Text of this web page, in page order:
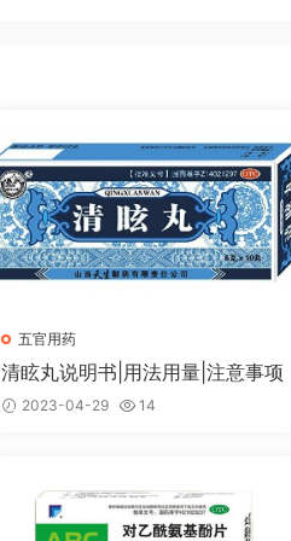
五官用药
清眩丸说明书|用法用量|注意事项
2023-04-29 14